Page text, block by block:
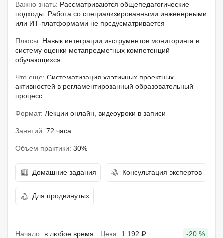
Важно знать: Рассматриваются общепедагогические
подходы. Работа со специализированными инженерными
или ИТ-платформами не предусматривается
Плюсы: Навык интеграции инструментов мониторинга в
систему оценки метапредметных компетенций
обучающихся
Что еще: Систематизация хаотичных проектных
активностей в регламентированный образовательный
процесс
Формат: Лекции онлайн, видеоуроки в записи
Занятий: 72 часа
Объем практики: 30%
Домашние задания Консультация экспертов
Для продвинутых
Начало: в любое время Цена: 1 192 ₽ -20 %